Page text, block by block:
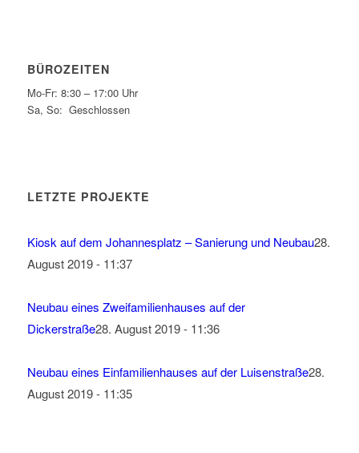
BÜROZEITEN
Mo-Fr: 8:30 – 17:00 Uhr
Sa, So: Geschlossen
LETZTE PROJEKTE
Kiosk auf dem Johannesplatz – Sanierung und Neubau28.
August 2019 - 11:37
Neubau eines Zweifamilienhauses auf der
Dickerstraße28. August 2019 - 11:36
Neubau eines Einfamilienhauses auf der Luisenstraße28.
August 2019 - 11:35